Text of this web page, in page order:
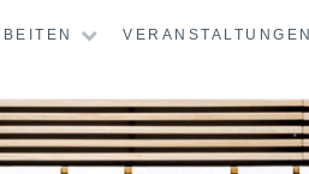
VERANSTALTUNGEN